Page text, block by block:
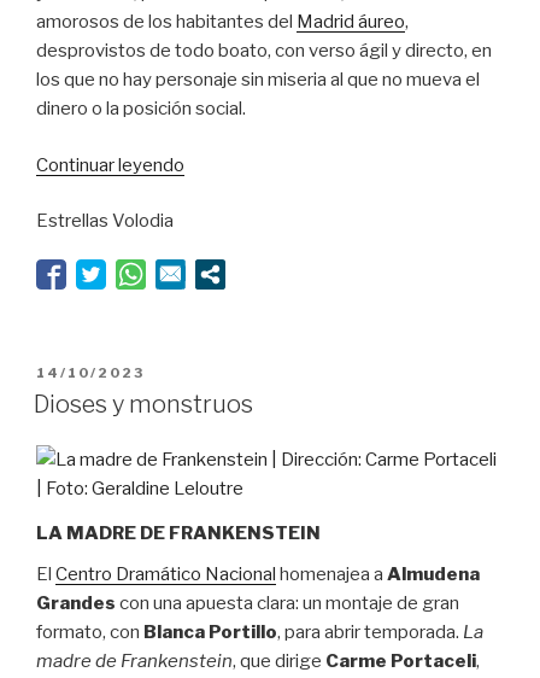
amorosos de los habitantes del Madrid áureo,
desprovistos de todo boato, con verso ágil y directo, en
los que no hay personaje sin miseria al que no mueva el
dinero o la posición social.
Continuar leyendo
Dinero”
Estrellas Volodia
PUBLICADO
EL
14/10/2023
Dioses y monstruos
LA MADRE DE FRANKENSTEIN
El Centro Dramático Nacional homenajea a Almudena
Grandes con una apuesta clara: un montaje de gran
formato, con Blanca Portillo, para abrir temporada. La
madre de Frankenstein, que dirige Carme Portaceli,